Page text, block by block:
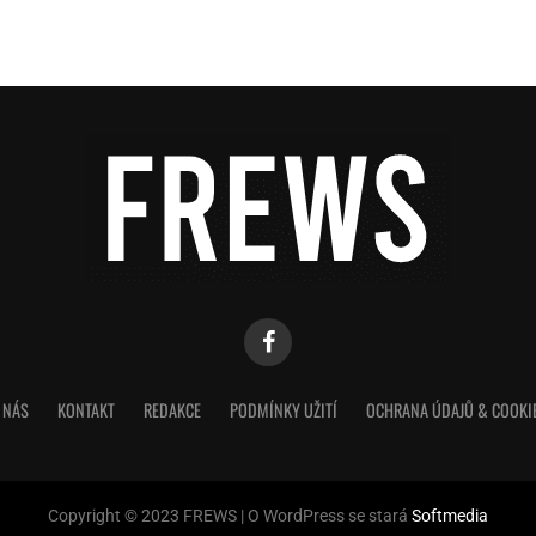
KONTAKT REDAKCE PODMÍNKY UŽITÍ OCHRANA ÚDAJŮ &
Copyright © 2023 FREWS | O WordPress se stará Softmedia